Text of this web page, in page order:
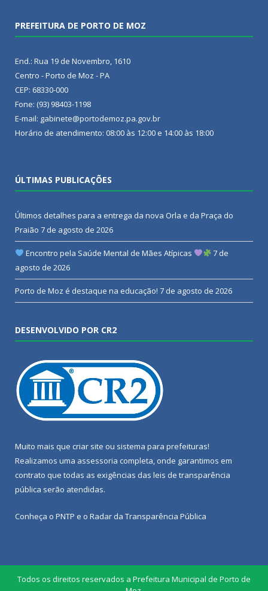
PREFEITURA DE PORTO DE MOZ
End.: Rua 19 de Novembro, 1610
Centro - Porto de Moz - PA
CEP: 68330-000
Fone: (93) 98403-1198
E-mail: gabinete@portodemoz.pa.gov.br
Horário de atendimento: 08:00 às 12:00 e 14:00 às 18:00
ÚLTIMAS PUBLICAÇÕES
Últimos detalhes para a entrega da nova Orla e da Praça do
Praião 7 de agosto de 2026
Encontro pela Saúde Mental de Mães Atípicas
7 de
agosto de 2026
Porto de Moz é destaque na educação! 7 de agosto de 2026
DESENVOLVIDO POR CR2
Muito mais que criar site ou sistema para prefeituras!
Realizamos uma assessoria completa, onde garantimos em
contrato que todas as exigências das leis de transparência
pública serão atendidas.
Conheça o PNTP e o Radar da Transparência Pública
Todos os direitos reservados a Prefeitura Municipal de Porto de